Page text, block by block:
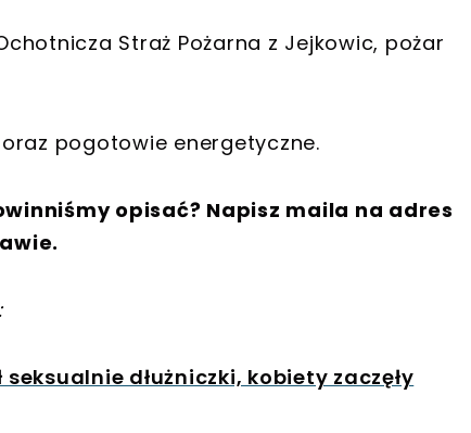
Straż Pożarna z Jejkowic, pożar
pogotowie energetyczne.
opisać? Napisz maila na adres
dłużniczki, kobiety zaczęły